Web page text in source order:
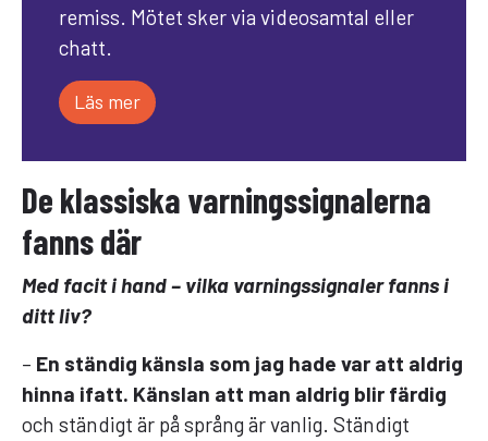
remiss. Mötet sker via videosamtal eller
chatt.
Läs mer
De klassiska varningssignalerna
fanns där
Med facit i hand – vilka varningssignaler fanns i
ditt liv?
– En ständig känsla som jag hade var att aldrig
hinna ifatt. Känslan att man aldrig blir färdig
och ständigt är på språng är vanlig. Ständigt